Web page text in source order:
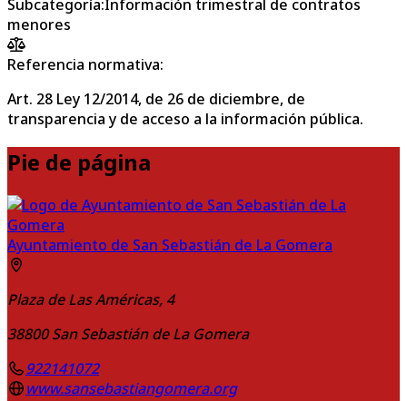
Subcategoría:Información trimestral de contratos
menores
Referencia normativa:
Art. 28 Ley 12/2014, de 26 de diciembre, de
transparencia y de acceso a la información pública.
Pie de página
Ayuntamiento de San Sebastián de La Gomera
Plaza de Las Américas, 4
38800 San Sebastián de La Gomera
922141072
www.sansebastiangomera.org